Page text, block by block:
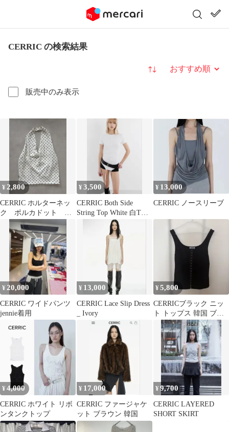
CERRIC の検索結果
販売中のみ表示
並び替え
¥ 2,800
CERRIC ホルターネッ
ク ポルカドット ホ
ワイト 韓国
¥3,500
CERRIC Both Side
String Top White 白Tシ
¥ 13,000
CERRIC ノースリーブ
¥ 20,000
CERRIC ワイドパンツ
jennie着用
¥ 13,000
CERRIC Lace Slip Dress
_ Ivory
¥5,800
CERRICブラック ニッ
ト トップス 韓国 ブラ
ンド
¥4,000
CERRIC ホワイト リボ
ンタンクトップ
¥ 17,000
CERRIC ファージャケ
ット ブラウン 韓国
¥9,700
CERRIC LAYERED
SHORT SKIRT